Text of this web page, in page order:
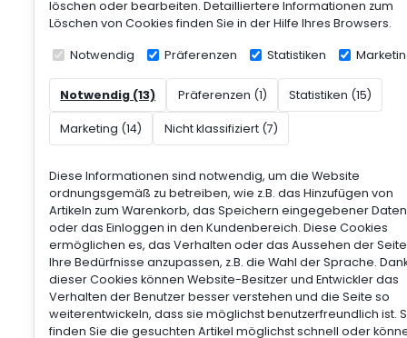
löschen oder bearbeiten. Detailliertere Informationen zum
Löschen von Cookies finden Sie in der Hilfe Ihres Browsers.
Notwendig Präferenzen Statistiken
Notwendig (13) Präferenzen (1) Statistiken (15)
Marketing (14) Nicht klassifiziert (7)
Diese Informationen sind notwendig, um die Website
ordnungsgemäß zu betreiben, wie z.B. das Hinzufügen von
Artikeln zum Warenkorb, das Speichern eingegebener Daten
oder das Einloggen in den Kundenbereich. Diese Cookies
ermöglichen es, das Verhalten oder das Aussehen der
Ihre Bedürfnisse anzupassen, z.B. die Wahl der Sprache.
dieser Cookies können Website-Besitzer und Entwickler das
Verhalten der Benutzer besser verstehen und die Seite so
weiterentwickeln, dass sie möglichst benutzerfreundlich ist.
finden Sie die gesuchten Artikel möglichst schnell oder